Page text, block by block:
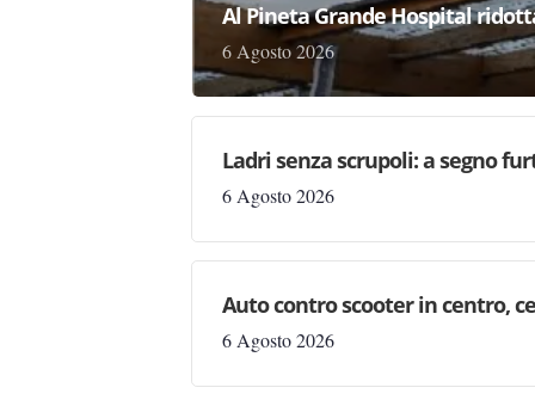
Al Pineta Grande Hospital
6 Agosto 2026
Ladri senza scrupoli: a segno
6 Agosto 2026
Auto contro scooter in centro,
6 Agosto 2026